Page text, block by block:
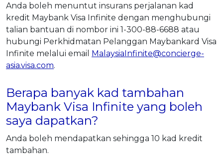
Anda boleh menuntut insurans perjalanan kad
kredit Maybank Visa Infinite dengan menghubungi
talian bantuan di nombor ini 1-300-88-6688 atau
hubungi Perkhidmatan Pelanggan Maybankard Visa
Infinite melalui email MalaysiaInfinite@concierge-
asia.visa.com.
Berapa banyak kad tambahan
Maybank Visa Infinite yang boleh
saya dapatkan?
Anda boleh mendapatkan sehingga 10 kad kredit
tambahan.